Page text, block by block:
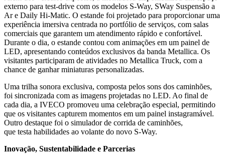
externo para test-drive com os modelos S-Way, SWay Suspensão a
Ar e Daily Hi-Matic. O estande foi projetado para proporcionar uma
experiência imersiva centrada no portfólio de serviços, com salas
comerciais que garantem um atendimento rápido e confortável.
Durante o dia, o estande contou com animações em um painel de
LED, apresentando conteúdos exclusivos da banda Metallica. Os
visitantes participaram de atividades no Metallica Truck, com a
chance de ganhar miniaturas personalizadas.
Uma trilha sonora exclusiva, composta pelos sons dos caminhões,
foi sincronizada com as imagens projetadas no LED. Ao final de
cada dia, a IVECO promoveu uma celebração especial, permitindo
que os visitantes capturem momentos em um painel instagramável.
Outro destaque foi o simulador de corrida de caminhões,
que testa habilidades ao volante do novo S-Way.
Inovação, Sustentabilidade e Parcerias